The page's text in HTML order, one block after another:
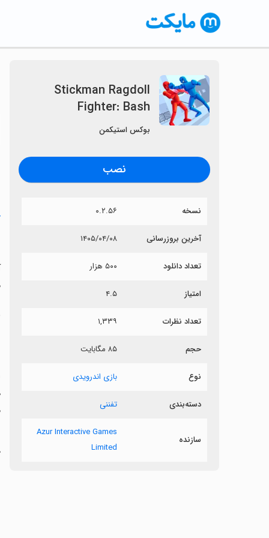
Stickman Ragdoll
Fighter: Bash
بوکس استیکمن
نصب
نسخه ۰.۲.۵۶
آخرین بروزرسانی ۱۴۰۵/۰۴/۰۸
تعداد دانلود ۵۰۰ هزار
امتیاز ۴.۵
تعداد نظرات ۱,۳۳۹
حجم ۸۵ مگابایت
نوع بازی اندرویدی
دسته‌بندی تفننی
سازنده
Azur Interactive Games
Limited